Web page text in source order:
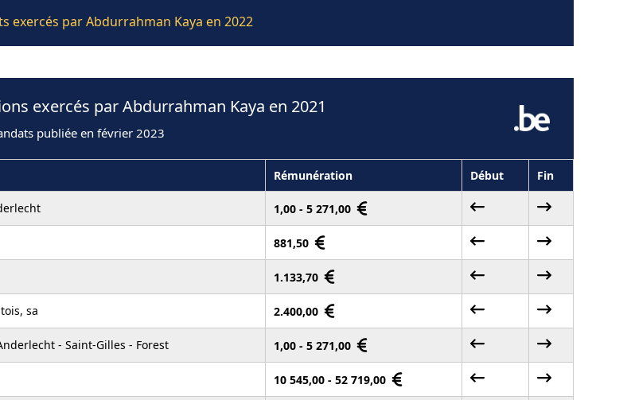
exercés par Abdurrahman Kaya en 2022
exercés par Abdurrahman Kaya en 2021
publiée en février 2023
Rémunération Début Fin
1,00 - 5 271,00
881,50
1.133,70
sa 2.400,00
- Saint-Gilles - Forest 1,00 - 5 271,00
10 545,00 - 52 719,00